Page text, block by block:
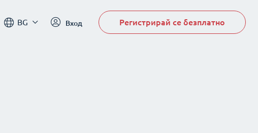
BG Вход Регистрирай се безплатно